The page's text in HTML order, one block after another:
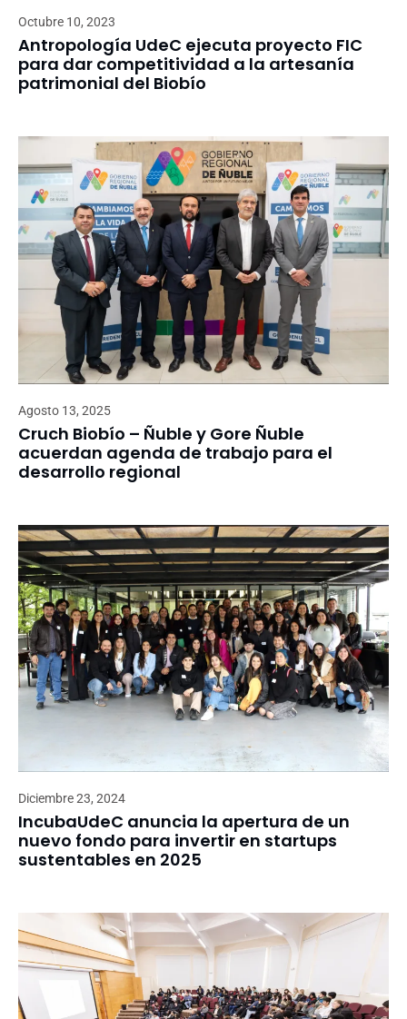
Octubre 10, 2023
Antropología UdeC ejecuta proyecto FIC
para dar competitividad a la artesanía
patrimonial del Biobío
Agosto 13, 2025
Cruch Biobío – Ñuble y Gore Ñuble
acuerdan agenda de trabajo para el
desarrollo regional
Diciembre 23, 2024
IncubaUdeC anuncia la apertura de un
nuevo fondo para invertir en startups
sustentables en 2025